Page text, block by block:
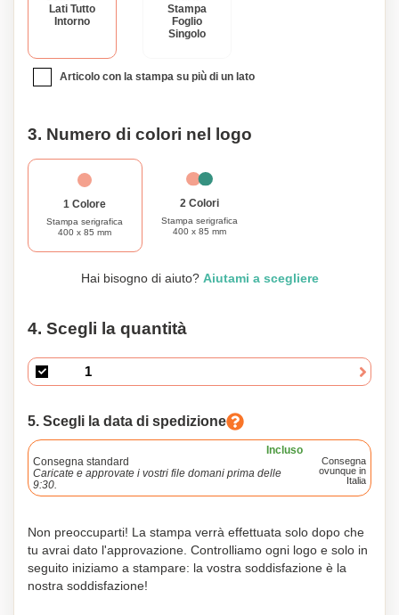
Lati Tutto
Intorno
Stampa
Foglio
Singolo
Articolo con la stampa su più di un lato
3. Numero di colori nel logo
1 Colore
Stampa serigrafica
400 x 85 mm
2 Colori
Stampa serigrafica
400 x 85 mm
Hai bisogno di aiuto? Aiutami a scegliere
4. Scegli la quantità
5. Scegli la data di spedizione
Incluso
Consegna standard
Caricate e approvate i vostri file domani prima delle
9:30.
Consegna
ovunque in
Italia
Non preoccuparti! La stampa verrà effettuata solo dopo che
tu avrai dato l'approvazione. Controlliamo ogni logo e solo in
seguito iniziamo a stampare: la vostra soddisfazione è la
nostra soddisfazione!